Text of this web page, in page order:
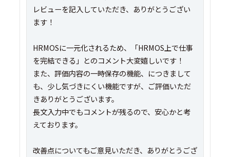
レビューを記入していただき、ありがとうござい
ます！
HRMOSに一元化されるため、「HRMOS上で仕事
を完結できる」とのコメント大変嬉しいです！
また、評価内容の一時保存の機能、につきまして
も、少し気づきにくい機能ですが、ご評価いただ
きありがとうございます。
長文入力中でもコメントが残るので、安心かと考
えております。
改善点についてもご意見いただき、ありがとうござ